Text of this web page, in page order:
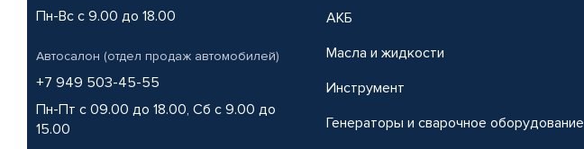
Пн-Вс с 9.00 до 18.00
Автосалон (отдел продаж автомобилей)
+7 949 503-45-55
Пн-Пт с 09.00 до 18.00, Сб с 9.00 до
15.00
АКБ
Масла и жидкости
Инструмент
Генераторы и сварочное оборудование